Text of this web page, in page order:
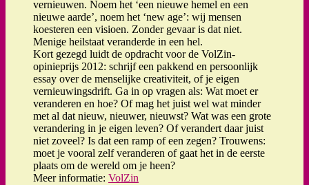
vernieuwen. Noem het ‘een nieuwe hemel en een
nieuwe aarde’, noem het ‘new age’: wij mensen
koesteren een visioen. Zonder gevaar is dat niet.
Menige heilstaat veranderde in een hel.
Kort gezegd luidt de opdracht voor de VolZin-
opinieprijs 2012: schrijf een pakkend en persoonlijk
essay over de menselijke creativiteit, of je eigen
vernieuwingsdrift. Ga in op vragen als: Wat moet er
veranderen en hoe? Of mag het juist wel wat minder
met al dat nieuw, nieuwer, nieuwst? Wat was een grote
verandering in je eigen leven? Of verandert daar juist
niet zoveel? Is dat een ramp of een zegen? Trouwens:
moet je vooral zelf veranderen of gaat het in de eerste
plaats om de wereld om je heen?
Meer informatie: VolZin